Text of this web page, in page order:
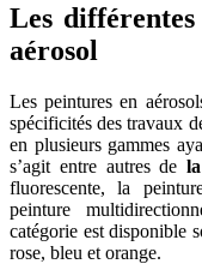
Les
aérosol
Les peintures en
spécificités des travaux
en plusieurs gammes
s’agit entre autres de
fluorescente, la
peinture
catégorie est disponible
rose, bleu et orange.